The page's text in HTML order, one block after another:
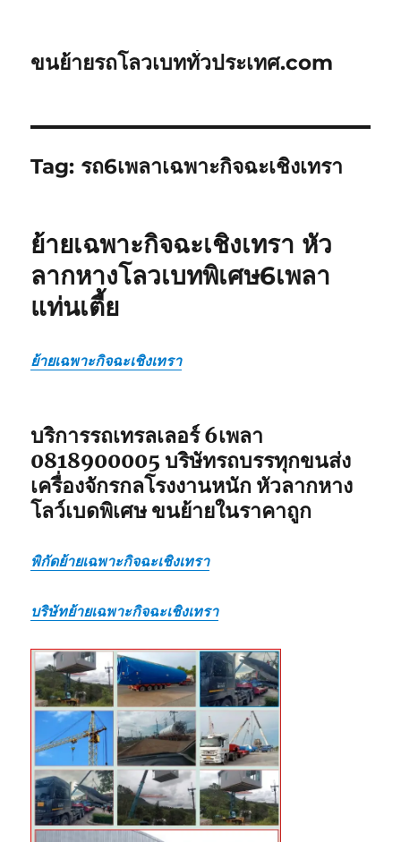
ขนย้ายรถโลวเบททั่วประเทศ.com
Tag: รถ6เพลาเฉพาะกิจฉะเชิงเทรา
ย้ายเฉพาะกิจฉะเชิงเทรา หัว
ลากหางโลวเบทพิเศษ6เพลา
แท่นเตี้ย
ย้ายเฉพาะกิจฉะเชิงเทรา
บริการรถเทรลเลอร์ 6เพลา
0818900005 บริษัทรถบรรทุกขนส่ง
เครื่องจักรกลโรงงานหนัก หัวลากหาง
โลว์เบดพิเศษ ขนย้ายในราคาถูก
พิกัดย้ายเฉพาะกิจฉะเชิงเทรา
บริษัทย้ายเฉพาะกิจฉะเชิงเทรา